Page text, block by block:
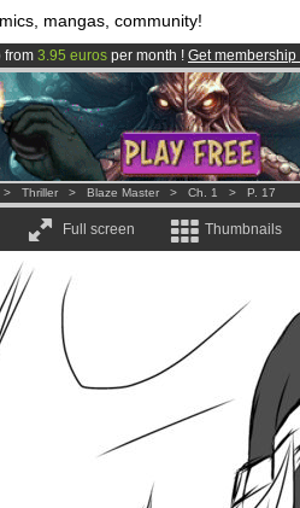
mangas, community!
from 3.95 euros per month ! Get membership
LIVE!.
and 1000 comics & mangas!.
> Thriller > Blaze Master > Ch. 1 > P. 17
Full screen Thumbnails